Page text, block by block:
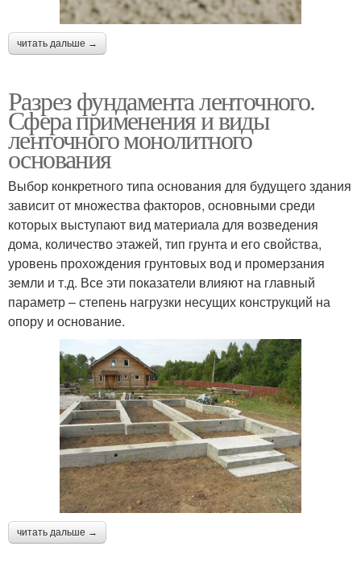
читать дальше →
Разрез фундамента ленточного.
Сфера применения и виды
ленточного монолитного
основания
Выбор конкретного типа основания для будущего здания
зависит от множества факторов, основными среди
которых выступают вид материала для возведения
дома, количество этажей, тип грунта и его свойства,
уровень прохождения грунтовых вод и промерзания
земли и т.д. Все эти показатели влияют на главный
параметр – степень нагрузки несущих конструкций на
опору и основание.
читать дальше →